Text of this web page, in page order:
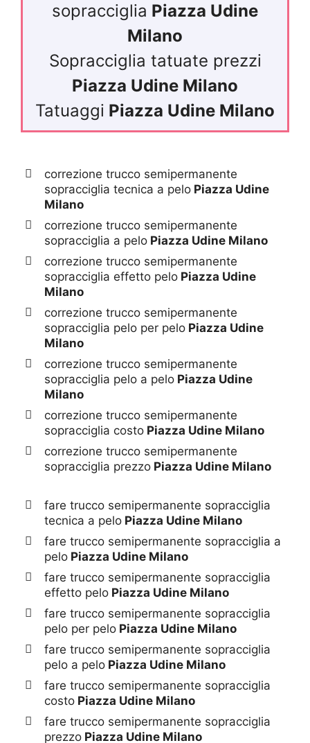
sopracciglia Piazza Udine
Milano
Sopracciglia tatuate prezzi
Piazza Udine Milano
Tatuaggi Piazza Udine Milano
correzione trucco semipermanente
sopracciglia tecnica a pelo Piazza Udine
Milano
correzione trucco semipermanente
sopracciglia a pelo Piazza Udine Milano
correzione trucco semipermanente
sopracciglia effetto pelo Piazza Udine
Milano
correzione trucco semipermanente
sopracciglia pelo per pelo Piazza Udine
Milano
correzione trucco semipermanente
sopracciglia pelo a pelo Piazza Udine
Milano
correzione trucco semipermanente
sopracciglia costo Piazza Udine Milano
correzione trucco semipermanente
sopracciglia prezzo Piazza Udine Milano
fare trucco semipermanente sopracciglia
tecnica a pelo Piazza Udine Milano
fare trucco semipermanente sopracciglia a
pelo Piazza Udine Milano
fare trucco semipermanente sopracciglia
effetto pelo Piazza Udine Milano
fare trucco semipermanente sopracciglia
pelo per pelo Piazza Udine Milano
fare trucco semipermanente sopracciglia
pelo a pelo Piazza Udine Milano
fare trucco semipermanente sopracciglia
costo Piazza Udine Milano
fare trucco semipermanente sopracciglia
prezzo Piazza Udine Milano